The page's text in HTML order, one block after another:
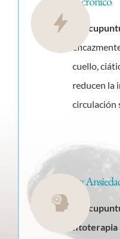
cuello,
reducen la
circulación
Estrés y
fitoterapia